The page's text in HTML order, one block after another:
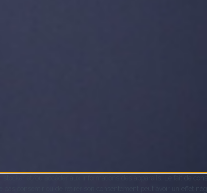
et/ou accéder aux informations des appareils. Le fait de
consentir ou de retirer son consentement peut avoir un effet